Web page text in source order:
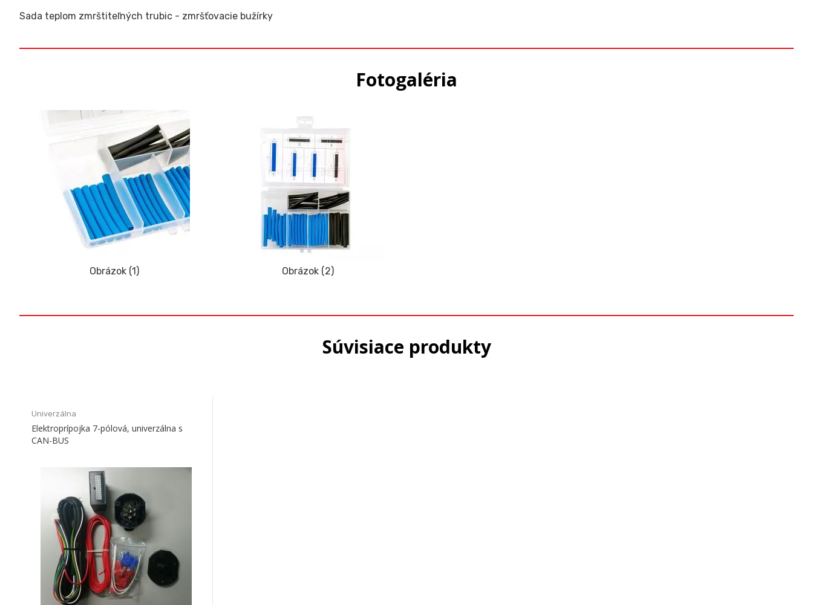
Sada teplom zmrštiteľných trubic - zmršťovacie bužírky
Fotogaléria
Obrázok (1) Obrázok (2)
Súvisiace produkty
Univerzálna
Elektroprípojka 7-pólová, univerzálna s
CAN-BUS